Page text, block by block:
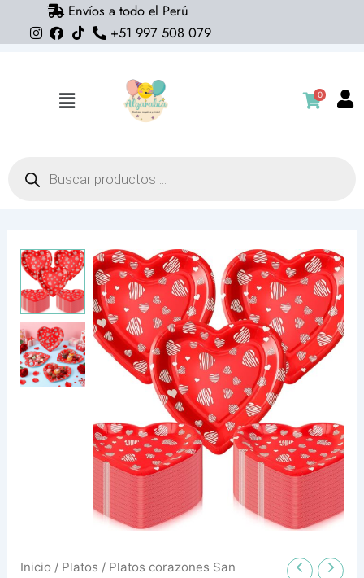
Envíos a todo el Perú
+51 997 508 079
Flyout
0
productos
Inicio / Platos / Platos corazones San
Platos
corazones
San
Valentin
(pack
5)
cantidad